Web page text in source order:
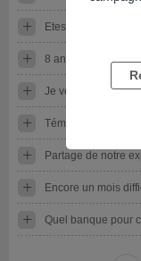
Etes-vous
8 ans de déni
Je veut un conseil
Témoignage
Partage de notre
Encore un mois
Quel banque pour